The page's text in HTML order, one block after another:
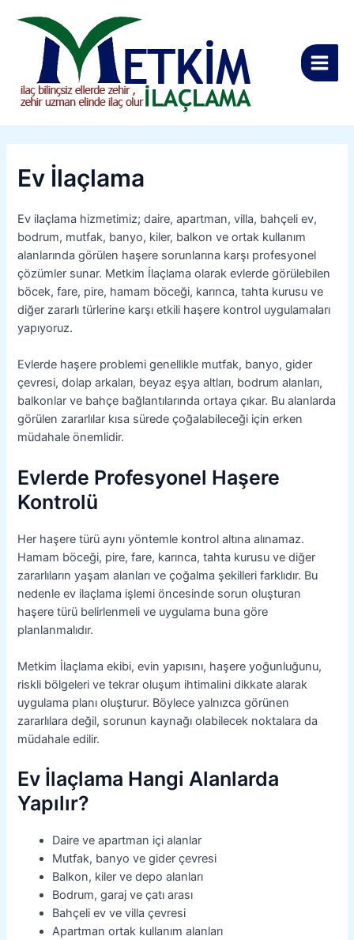
Ev İlaçlama
Ev ilaçlama hizmetimiz; daire, apartman, villa, bahçeli ev,
bodrum, mutfak, banyo, kiler, balkon ve ortak kullanım
alanlarında görülen haşere sorunlarına karşı profesyonel
çözümler sunar. Metkim İlaçlama olarak evlerde görülebilen
böcek, fare, pire, hamam böceği, karınca, tahta kurusu ve
diğer zararlı türlerine karşı etkili haşere kontrol uygulamaları
yapıyoruz.
Evlerde haşere problemi genellikle mutfak, banyo, gider
çevresi, dolap arkaları, beyaz eşya altları, bodrum alanları,
balkonlar ve bahçe bağlantılarında ortaya çıkar. Bu alanlarda
görülen zararlılar kısa sürede çoğalabileceği için erken
müdahale önemlidir.
Evlerde Profesyonel Haşere
Kontrolü
Her haşere türü aynı yöntemle kontrol altına alınamaz.
Hamam böceği, pire, fare, karınca, tahta kurusu ve diğer
zararlıların yaşam alanları ve çoğalma şekilleri farklıdır. Bu
nedenle ev ilaçlama işlemi öncesinde sorun oluşturan
haşere türü belirlenmeli ve uygulama buna göre
planlanmalıdır.
Metkim İlaçlama ekibi, evin yapısını, haşere yoğunluğunu,
riskli bölgeleri ve tekrar oluşum ihtimalini dikkate alarak
uygulama planı oluşturur. Böylece yalnızca görünen
zararlılara değil, sorunun kaynağı olabilecek noktalara da
müdahale edilir.
Ev İlaçlama Hangi Alanlarda
Yapılır?
Daire ve apartman içi alanlar
Mutfak, banyo ve gider çevresi
Balkon, kiler ve depo alanları
Bodrum, garaj ve çatı arası
Bahçeli ev ve villa çevresi
Apartman ortak kullanım alanları
gezinmesi